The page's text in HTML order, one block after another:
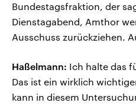
Bundestagsfraktion, der
Dienstagabend, Amthor
Ausschuss zurückziehen.
Haßelmann: Ich halte das
Das ist ein wirklich
kann in diesem